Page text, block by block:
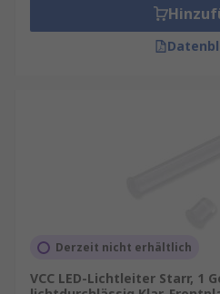
Derzeit nicht erhältlich
VCC LED-Lichtleiter Starr, 1